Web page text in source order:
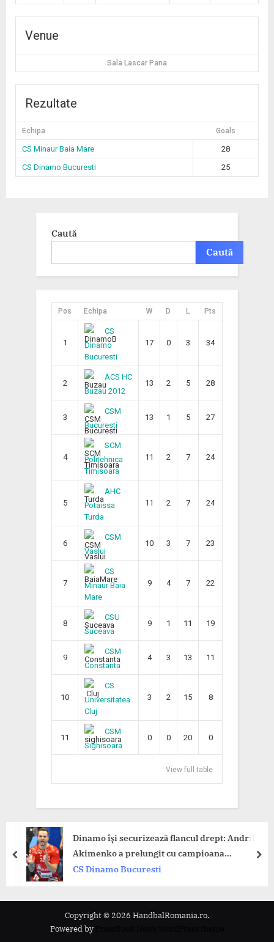
Venue
Sala Lascar Pana
Rezultate
Echipa Goals
CS Minaur Baia Mare
28
CS Dinamo Bucuresti
25
Caută
Caută
Pos Echipa W D L Pts
1
CS
Dinamo
Bucuresti
17 0 3 34
2
ACS HC
Buzau 2012
13 2 5 28
3
CSM
Bucuresti
13 1 5 27
4
SCM
Politehnica
Timisoara
11 2 7 24
5
AHC
Potaissa
Turda
11 2 7 24
6
CSM
Vaslui
10 3 7 23
7
CS
Minaur Baia
Mare
9 4 7 22
8
CSU
Suceava
9 1 11 19
9
CSM
Constanta
4 3 13 11
10
CS
Universitatea
Cluj
3 2 15 8
11
CSM
Sighisoara
0 0 20 0
View full table
Dinamo își securizează flancul drept: Andrii
Akimenko a prelungit cu campioana
României!
CS Dinamo Bucuresti
prev
Copyright © 2026 HandbalRomania.ro.
Powered by